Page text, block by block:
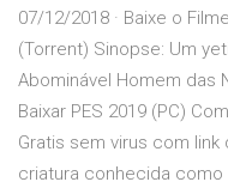
07/12/2018 · Baixe o
(Torrent) Sinopse: Um
Abominável Homem das
Baixar PES 2019 (PC)
Gratis sem virus com link
criatura conhecida como